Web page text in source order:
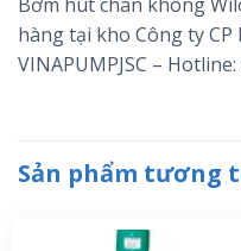
hàng tại kho Công ty CP
VINAPUMPJSC –
Sản phẩm tương